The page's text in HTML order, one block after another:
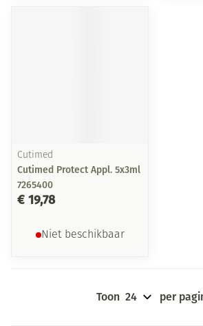
Cutimed
Cutimed Protect Appl. 5x3ml
7265400
€ 19,78
Niet beschikbaar
Toon per